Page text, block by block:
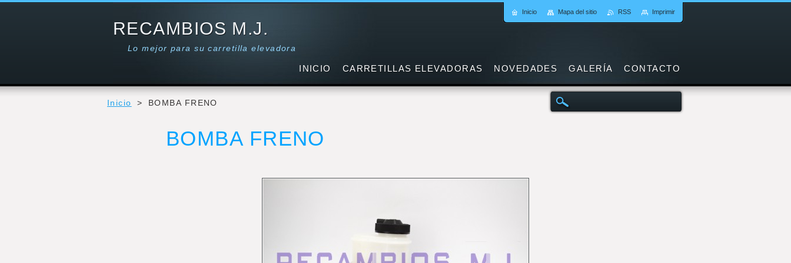
RECAMBIOS M.J.
Lo mejor para su carretilla elevadora
Inicio > BOMBA FRENO
BOMBA FRENO
INICIO CARRETILLAS ELEVADORAS NOVEDADES GALERÍA CONTACTO
Inicio Mapa del sitio RSS Imprimir